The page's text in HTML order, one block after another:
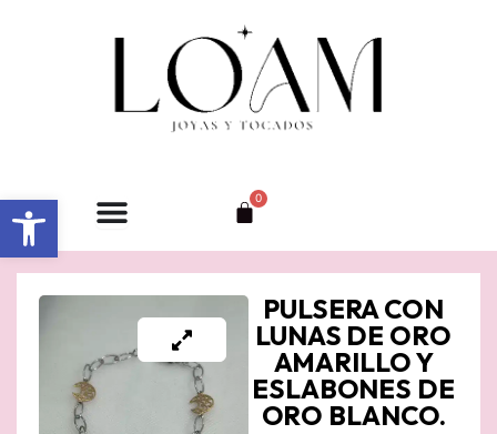
Abrir barra de herramientas 0
Carrito
PULSERA CON
LUNAS DE ORO
AMARILLO Y
ESLABONES DE
ORO BLANCO.